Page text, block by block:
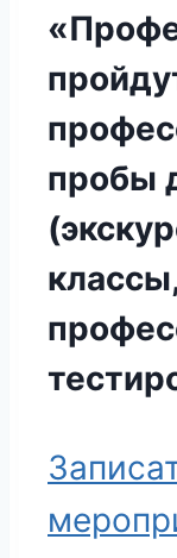
пробы